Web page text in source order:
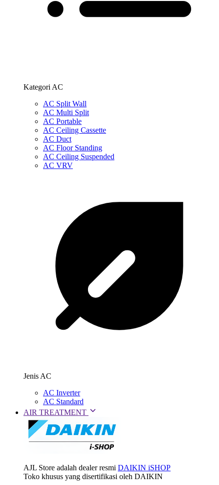
Kategori AC
AC Split Wall
AC Multi Split
AC Portable
AC Ceiling Cassette
AC Duct
AC Floor Standing
AC Ceiling Suspended
AC VRV
Jenis AC
AC Inverter
AC Standard
AIR TREATMENT
AJL Store adalah dealer resmi DAIKIN iSHOP
Toko khusus yang disertifikasi oleh DAIKIN